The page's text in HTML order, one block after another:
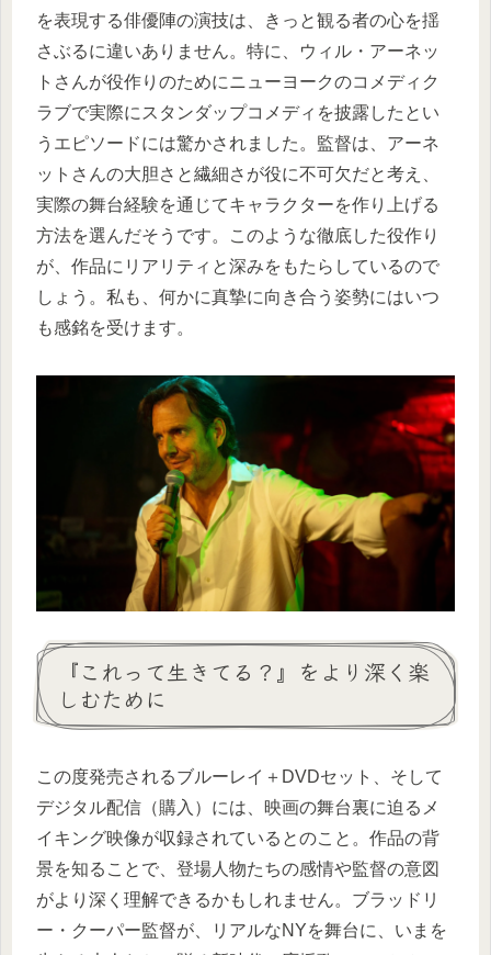
を表現する俳優陣の演技は、きっと観る者の心を揺
さぶるに違いありません。特に、ウィル・アーネッ
トさんが役作りのためにニューヨークのコメディク
ラブで実際にスタンダップコメディを披露したとい
うエピソードには驚かされました。監督は、アーネ
ットさんの大胆さと繊細さが役に不可欠だと考え、
実際の舞台経験を通じてキャラクターを作り上げる
方法を選んだそうです。このような徹底した役作り
が、作品にリアリティと深みをもたらしているので
しょう。私も、何かに真摯に向き合う姿勢にはいつ
も感銘を受けます。
『これって生きてる？』をより深く楽
しむために
この度発売されるブルーレイ＋DVDセット、そして
デジタル配信（購入）には、映画の舞台裏に迫るメ
イキング映像が収録されているとのこと。作品の背
景を知ることで、登場人物たちの感情や監督の意図
がより深く理解できるかもしれません。ブラッドリ
ー・クーパー監督が、リアルなNYを舞台に、いまを